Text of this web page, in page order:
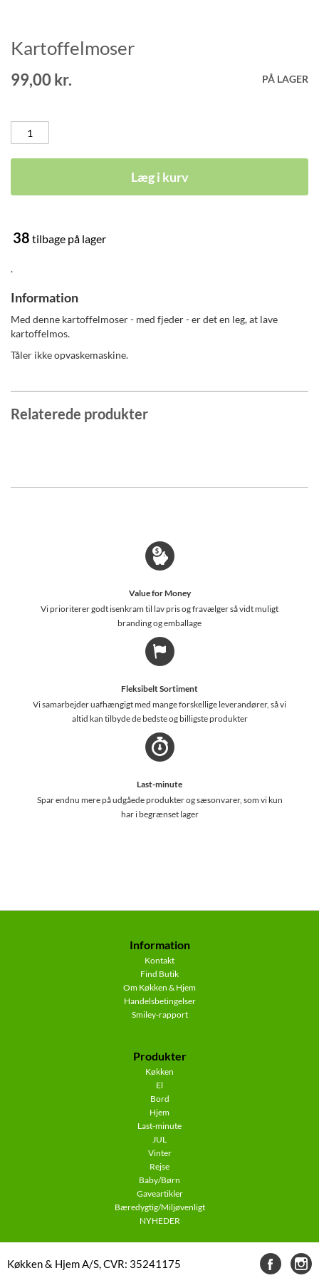
Gå
til
starten
af
Kartoffelmoser
99,00 kr. PÅ LAGER
Læg i kurv
38 tilbage på lager
.
Information
Med denne kartoffelmoser - med fjeder - er det en leg, at lave
kartoffelmos.
Tåler ikke opvaskemaskine.
Relaterede produkter
Value for Money
Vi prioriterer godt isenkram til lav pris og fravælger så vidt muligt
branding og emballage
Fleksibelt Sortiment
Vi samarbejder uafhængigt med mange forskellige leverandører, så vi
altid kan tilbyde de bedste og billigste produkter
Last-minute
Spar endnu mere på udgåede produkter og sæsonvarer, som vi kun
har i begrænset lager
Information
Kontakt
Find Butik
Om Køkken & Hjem
Handelsbetingelser
Smiley-rapport
Produkter
Køkken
El
Bord
Hjem
Last-minute
JUL
Vinter
Rejse
Baby/Børn
Gaveartikler
Bæredygtig/Miljøvenligt
NYHEDER
Køkken & Hjem A/S, CVR: 35241175